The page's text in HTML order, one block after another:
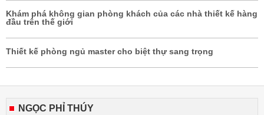
Khám phá không gian phòng khách của các nhà thiết kế hàng
đầu trên thế giới
Thiết kế phòng ngủ master cho biệt thự sang trọng
NGỌC PHỈ THÚY